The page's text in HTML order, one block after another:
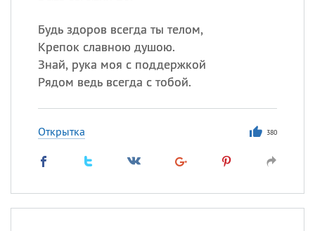
Будь здоров всегда ты телом,
Крепок славною душою.
Знай, рука моя с поддержкой
Рядом ведь всегда с тобой.
Открытка 380